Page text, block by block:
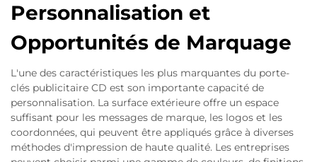
Personnalisation et
Opportunités de Marquage
L'une des caractéristiques les plus marquantes du porte-
clés publicitaire CD est son importante capacité de
personnalisation. La surface extérieure offre un espace
suffisant pour les messages de marque, les logos et les
coordonnées, qui peuvent être appliqués grâce à diverses
méthodes d'impression de haute qualité. Les entreprises